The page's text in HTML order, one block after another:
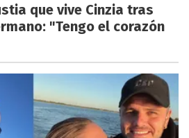
que vive Cinzia tras
"Tengo el corazón